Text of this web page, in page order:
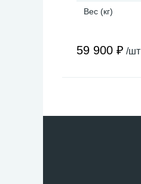
Вес (кг)
59 900 ₽ /шт